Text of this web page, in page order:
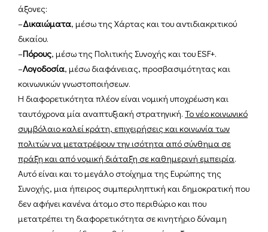
άξονες:
–Δικαιώματα, μέσω της Χάρτας και του αντιδιακριτικού
δικαίου.
–Πόρους, μέσω της Πολιτικής Συνοχής και του ESF+.
–Λογοδοσία, μέσω διαφάνειας, προσβασιμότητας και
κοινωνικών γνωστοποιήσεων.
Η διαφορετικότητα πλέον είναι νομική υποχρέωση και
ταυτόχρονα μία αναπτυξιακή στρατηγική. Το νέο κοινωνικό
συμβόλαιο καλεί κράτη, επιχειρήσεις και κοινωνία των
πολιτών να μετατρέψουν την ισότητα από σύνθημα σε
πράξη και από νομική διάταξη σε καθημερινή εμπειρία.
Αυτό είναι και το μεγάλο στοίχημα της Ευρώπης της
Συνοχής, μια ήπειρος συμπεριληπτική και δημοκρατική που
δεν αφήνει κανένα άτομο στο περιθώριο και που
μετατρέπει τη διαφορετικότητα σε κινητήριο δύναμη